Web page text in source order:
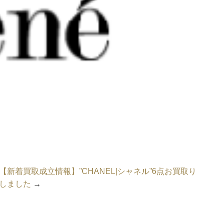
【新着買取成立情報】”CHANEL|シャネル”6点お買取り
しました →